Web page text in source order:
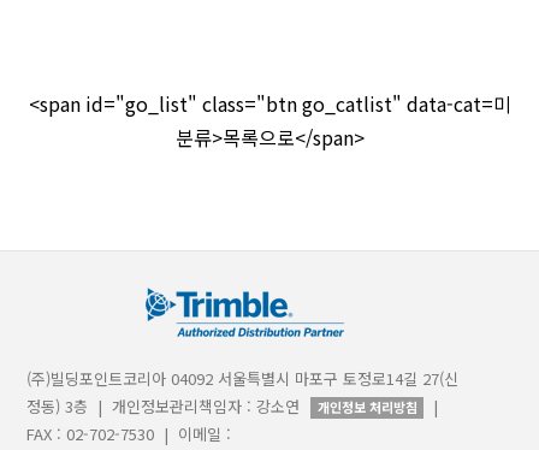
<span id="go_list" class="btn go_catlist" data-cat=미
분류>목록으로</span>
(주)빌딩포인트코리아 04092 서울특별시 마포구 토정로14길 27(신
정동) 3층 | 개인정보관리책임자 : 강소연
개인정보 처리방침
|
FAX : 02-702-7530 | 이메일 :